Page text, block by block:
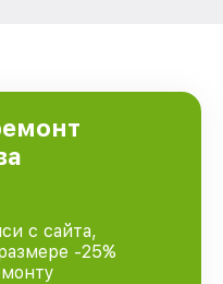
с сайта,
-25%